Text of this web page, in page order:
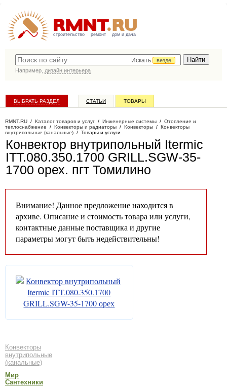
строительство ремонт дом и дача
Искать
везде
Например, дизайн интерьера
ВЫБРАТЬ РАЗДЕЛ СТАТЬИ ТОВАРЫ
RMNT.RU / Каталог товаров и услуг / Инженерные системы / Отопление и
теплоснабжение / Конвекторы и радиаторы / Конвекторы / Конвекторы
внутрипольные (канальные) / Товары и услуги
Конвектор внутрипольный Itermic
ITT.080.350.1700 GRILL.SGW-35-
1700 орех. пгт Томилино
Внимание! Данное предложение находится в
архиве. Описание и стоимость товара или услуги,
контактные данные поставщика и другие
параметры могут быть недействительны!
Конвекторы
внутрипольные
(канальные)
Мир
Сантехники